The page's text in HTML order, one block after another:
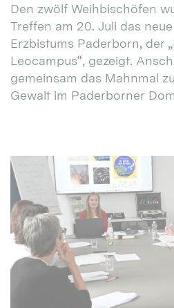
Den zwölf Weihbischöfen
Treffen am 20. Juli das
Erzbistums Paderborn, der
Leocampus“, gezeigt.
gemeinsam das Mahnmal
Gewalt im Paderborner